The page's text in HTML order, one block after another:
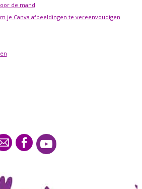
de mand
je Canva afbeeldingen te vereenvoudigen